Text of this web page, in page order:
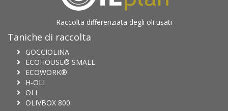
Raccolta differenziata degli oli usati
Taniche di raccolta
GOCCIOLINA
ECOHOUSE® SMALL
ECOWORK®
H-OLI
OLI
OLIVBOX 800